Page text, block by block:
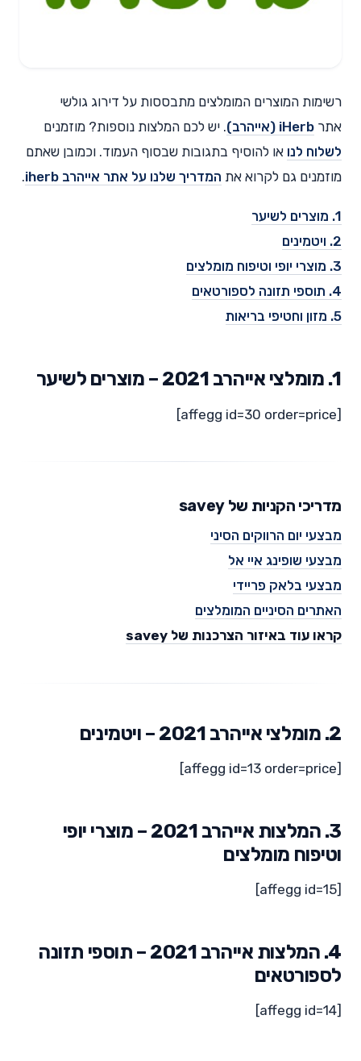
רשימות המוצרים המומלצים מתבססות על דירוג גולשי
אתר iHerb (אייהרב)
. יש לכם המלצות נוספות? מוזמנים
לשלוח לנו או להוסיף בתגובות שבסוף העמוד. וכמובן שאתם
מוזמנים גם לקרוא את המדריך שלנו על אתר אייהרב iherb .
1. מוצרים לשיער
2. ויטמינים
3. מוצרי יופי וטיפוח מומלצים
4. תוספי תזונה לספורטאים
5. מזון וחטיפי בריאות
1. מומלצי אייהרב 2021 – מוצרים לשיער
[affegg id=30 order=price]
מדריכי הקניות של savey
מבצעי יום הרווקים הסיני
מבצעי שופינג איי אל
מבצעי בלאק פריידי
האתרים הסיניים המומלצים
קראו עוד באיזור הצרכנות של savey
2. מומלצי אייהרב 2021 – ויטמינים
[affegg id=13 order=price]
3. המלצות אייהרב 2021 – מוצרי יופי
וטיפוח מומלצים
[affegg id=15]
4. המלצות אייהרב 2021 – תוספי תזונה
לספורטאים
[affegg id=14]